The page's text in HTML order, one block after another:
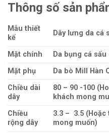
Thông số sản
Mẫu thiết
kế
Dây lưng da cá
Mặt chính
Da bụng cá
Mặt phụ
Da bò Mill Hàn
Chiều dài
dây
80 – 90 -100
khách mong
Chiều
rộng dây
3.3 – 3.5
mong muốn)